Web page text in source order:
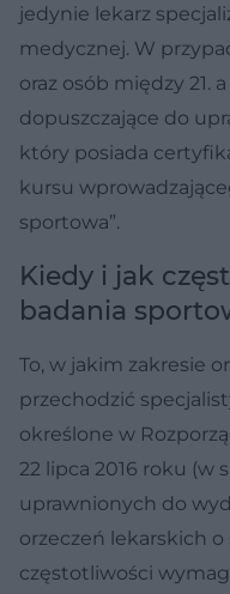
jedynie lekarz
medycznej. W
oraz osób między 21.
dopuszczające do
który posiada
kursu
sportowa”.
Kiedy i jak
badania
To, w jakim zakresie
przechodzić
określone w
22 lipca 2016 roku (w
uprawnionych do
orzeczeń lekarskich o
częstotliwości